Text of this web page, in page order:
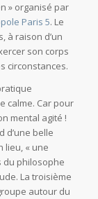
» organisé par
Paris 5. Le
à raison d’un
son corps
circonstances.
calme. Car pour
mental agité !
d’une belle
lieu, « une
du philosophe
La troisième
autour du